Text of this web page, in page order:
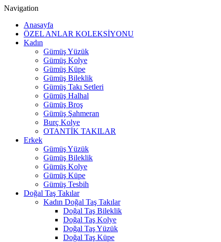
Navigation
Anasayfa
ÖZEL ANLAR KOLEKSİYONU
Kadın
Gümüş Yüzük
Gümüş Kolye
Gümüş Küpe
Gümüş Bileklik
Gümüş Takı Setleri
Gümüş Halhal
Gümüş Broş
Gümüş Şahmeran
Burç Kolye
OTANTİK TAKILAR
Erkek
Gümüş Yüzük
Gümüş Bileklik
Gümüş Kolye
Gümüş Küpe
Gümüş Tesbih
Doğal Taş Takılar
Kadın Doğal Taş Takılar
Doğal Taş Bileklik
Doğal Taş Kolye
Doğal Taş Yüzük
Doğal Taş Küpe